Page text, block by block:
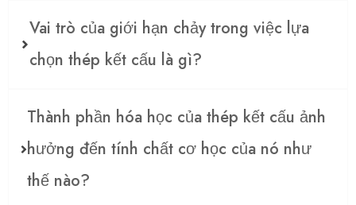
Vai trò của giới hạn chảy trong việc lựa
chọn thép kết cấu là gì?
Thành phần hóa học của thép kết cấu ảnh
hưởng đến tính chất cơ học của nó như
thế nào?